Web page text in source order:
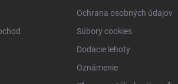
Ochrana osobných údajov
Súbory cookies
Dodacie lehoty
Oznámenie